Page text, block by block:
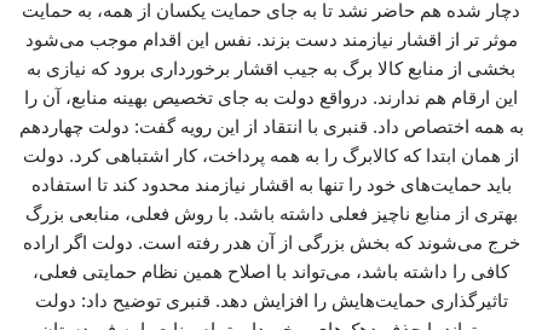
دچار شده هم حاضر نشد تا به جای حمایت یکسان از همه، به حمایت
موثر تر از اقشار نیازمند دست بزند. نفس این اقدام موجب می‌شود
بخشی از منابع کالا برگ به جیب اقشار برخورداری برود که نیازی به
این ارقام هم ندارند. درواقع دولت به جای تخصیص بهینه منابع، آن را
به همه اختصاص داد. قنبری با انتقاد از این رویه گفت: دولت چهاردهم
از همان ابتدا که کالابرگ را به همه پرداخت، کار اشتباهی کرد. دولت
باید حمایت‌های خود را تنها به اقشار نیازمند محدود کند تا استفاده
بهتری از منابع ناچیز فعلی داشته باشد. با روش فعلی، منابعی بزرگ
خرج می‌شوند که بخش بزرگی از آن هدر رفته است. دولت اگر اراده
کافی را داشته باشد، می‌تواند با اصلاح همین نظام حمایتی فعلی،
تاثیرگذاری حمایت‌هایش را افزایش دهد. قنبری توضیح داد: دولت